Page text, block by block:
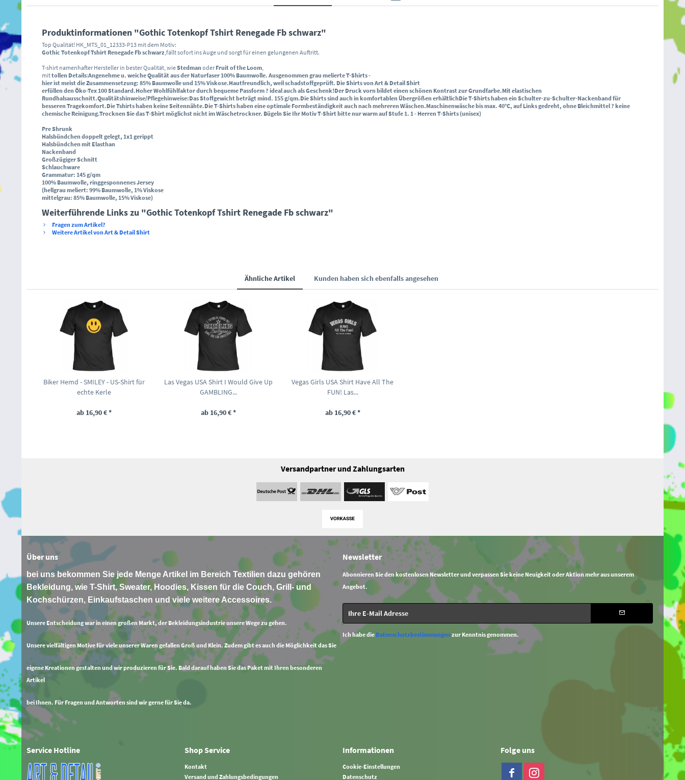
Produktinformationen "Gothic Totenkopf Tshirt Renegade Fb schwarz"
Top Qualität! HK_MTS_01_12333-P13 mit dem Motiv:
Gothic Totenkopf Tshirt Renegade Fb schwarz ,fällt sofort ins Auge und sorgt für einen gelungenen Auftritt.
T-shirt namenhafter Hersteller in bester Qualität, wieStedman oder Fruit of the Loom
mittollen Details:Angenehme u. weiche Qualität aus der Naturfaser 100% Baumwolle. Ausgenommen grau melierte T-Shirts -
hier ist meist die Zusammensetzung: 85% Baumwolle und 15% Viskose.Hautfreundlich, weil schadstoffgeprüft. Die Shirts von Art & Detail Shirt
erfüllen den Öko-Tex 100 Standard.Hoher Wohlfühlfaktor durch bequeme Passform? ideal auch als Geschenk!Der Druck vorn bildet einen schönen Kontrast zur Grundfarbe.Mit elastischen
Rundhalsausschnitt.Qualitätshinweise/Pflegehinweise:Das Stoffgewicht beträgt mind. 155 g/qm.Die Shirts sind auch in komfortablen Übergrößen erhältlichDie T-Shirts haben ein Schulter-zu-Schulter-Nackenband für
besseren Tragekomfort.Die Tshirts haben keine Seitennähte.Die T-Shirts haben eine optimale Formbeständigkeit auch nach mehreren Wäschen.Maschinenwäsche bis max. 40°C, auf Links gedreht, ohne Bleichmittel ? keine
chemische Reinigung.Trocknen Sie das T-Shirt möglichst nicht im Wäschetrockner. Bügeln Sie Ihr Motiv T-Shirt bitte nur warm auf Stufe 1. 1 - Herren T-Shirts (unisex)
Pre Shrunk
Halsbündchen doppelt gelegt, 1x1 gerippt
Halsbündchen mit Elasthan
Nackenband
Großzügiger Schnitt
Schlauchware
Grammatur: 145 g/qm
100% Baumwolle, ringgesponnenes Jersey
(hellgrau meliert: 99% Baumwolle, 1% Viskose
mittelgrau: 85% Baumwolle, 15% Viskose)
Weiterführende Links zu "Gothic Totenkopf Tshirt Renegade Fb schwarz"
Fragen zum Artikel?
Weitere Artikel von Art & Detail Shirt
Ähnliche Artikel Kunden haben sich ebenfalls angesehen
Biker Hemd - SMILEY - US-Shirt für
echte Kerle
ab 16,90 € *
Las Vegas USA Shirt I Would Give Up
GAMBLING...
ab 16,90 € *
Vegas Girls USA Shirt Have All The
FUN! Las...
ab 16,90 € *
Versandpartner und Zahlungsarten
Über uns
bei uns bekommen Sie jede Menge Artikel im Bereich Textilien dazu gehören
Bekleidung, wie T-Shirt, Sweater, Hoodies, Kissen für die Couch, Grill- und
Kochschürzen, Einkaufstaschen und viele weitere Accessoires.
Unsere Entscheidung war in einen großen Markt, der Bekleidungsindustrie unsere Wege zu gehen.
Unsere vielfältigen Motive für viele unserer Waren gefallen Groß und Klein. Zudem gibt es auch die Möglichkeit das Sie
eigene Kreationen gestalten und wir produzieren für Sie. Bald darauf haben Sie das Paket mit Ihren besonderen
Artikel
bei Ihnen. Für Fragen und Antworten sind wir gerne für Sie da.
Newsletter
Abonnieren Sie den kostenlosen Newsletter und verpassen Sie keine Neuigkeit oder Aktion mehr aus unserem
Angebot.
Ich habe die Datenschutzbestimmungen zur Kenntnis genommen.
Service Hotline Shop Service
Kontakt
Versand und Zahlungsbedingungen
Informationen
Cookie-Einstellungen
Datenschutz
Folge uns